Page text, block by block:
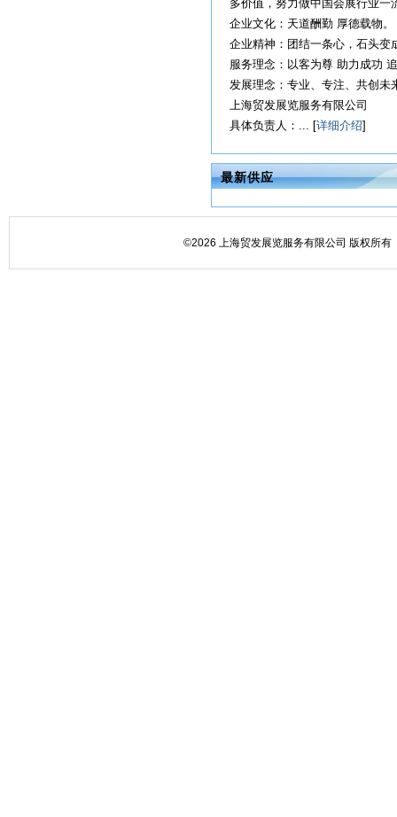
多价值，努力做中国会展行业一
企业文化：天道酬勤 厚德载物。
企业精神：团结一条心，石头变
服务理念：以客为尊 助力成功
发展理念：专业、专注、共创未
上海贸
具体负责人：... [详细介绍]
最新供应
©2026 上海贸发展览服务有限公司 版权所